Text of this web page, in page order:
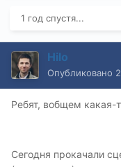
1 год спустя...
Hilo
Опубликовано
Ребят, вобщем какая-
Сегодня прокачали